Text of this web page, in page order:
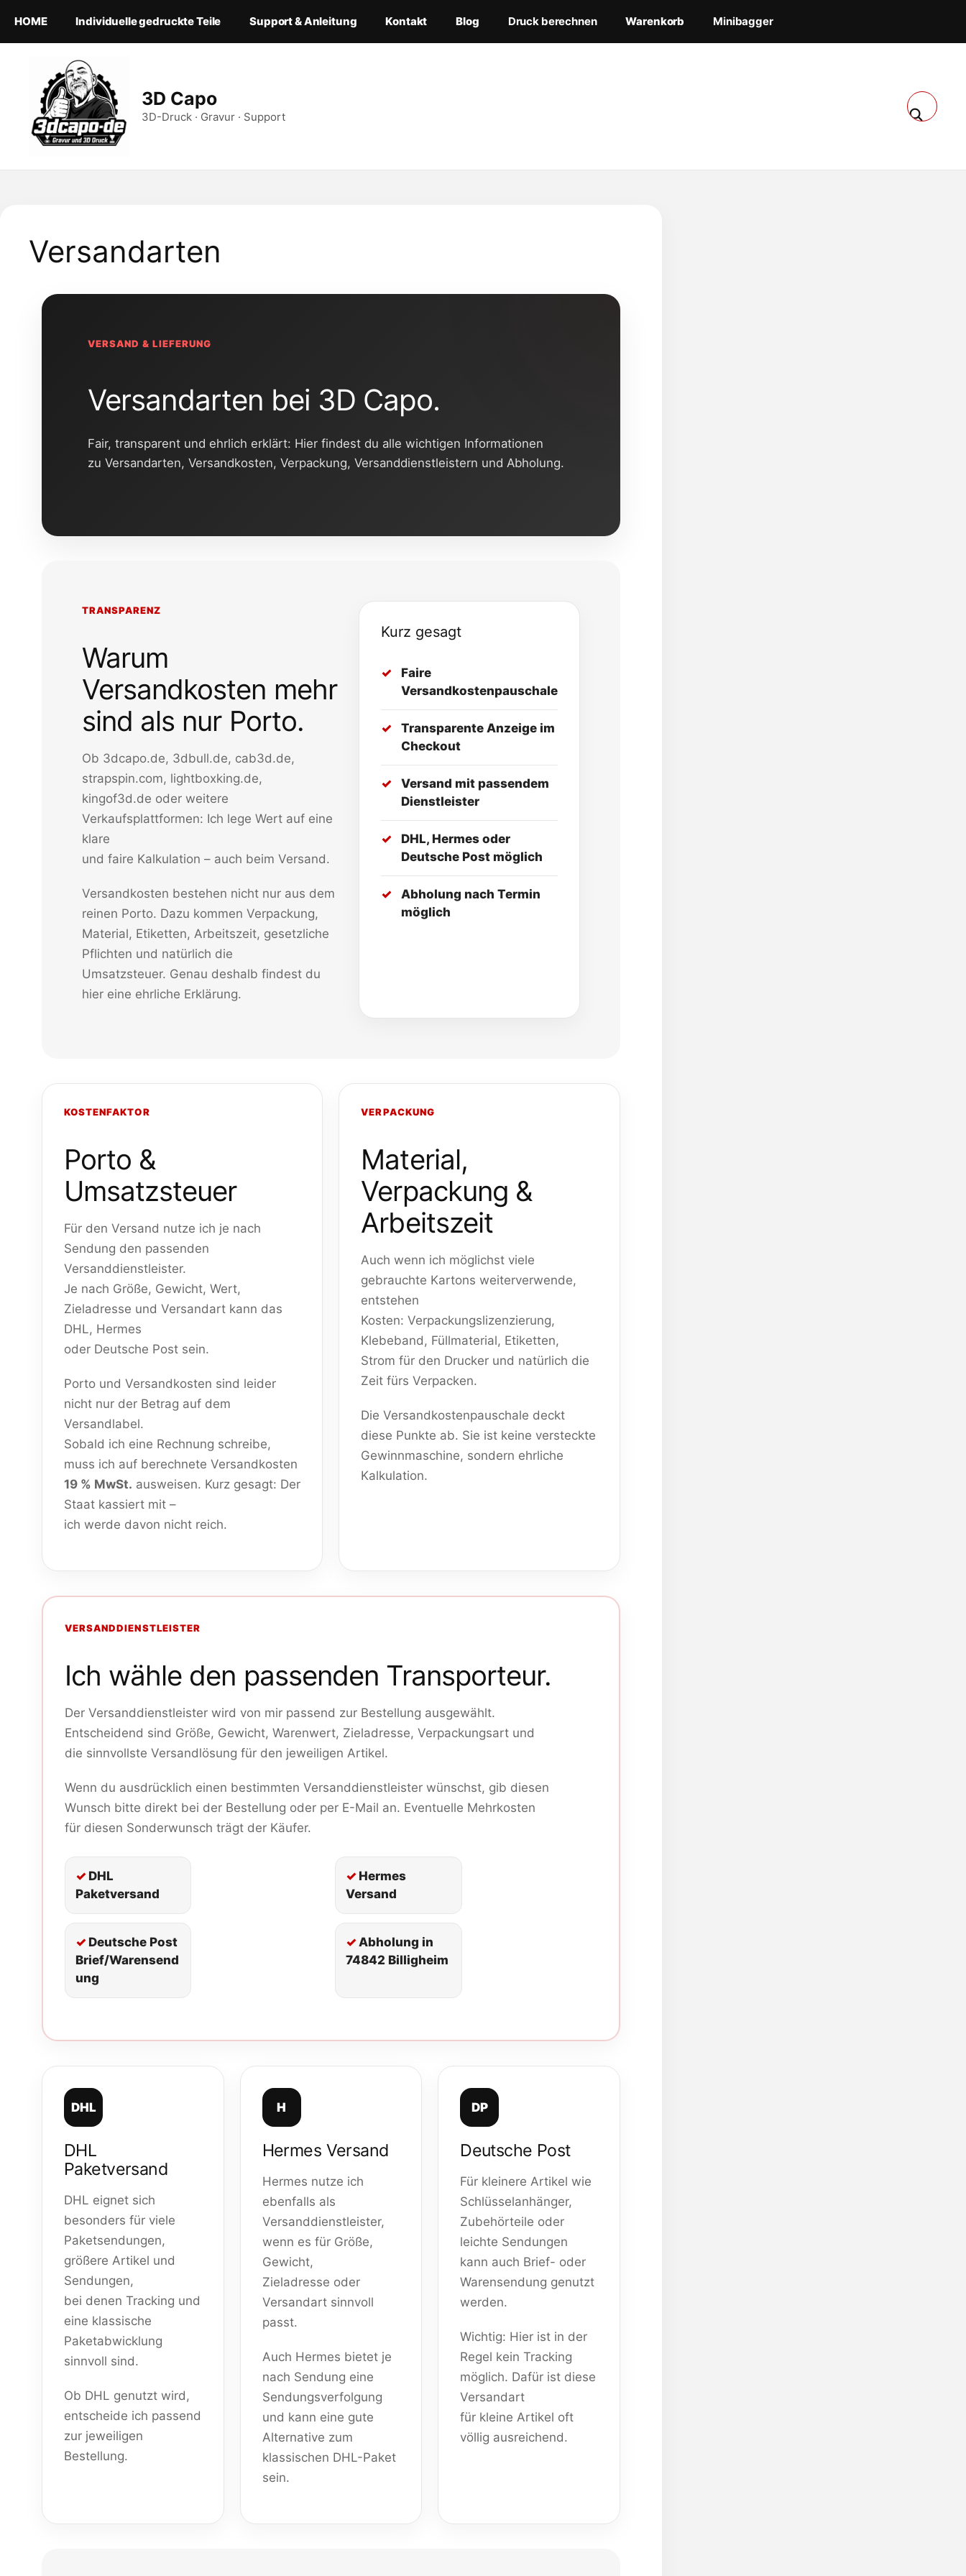
Inhalt
springen
HOME Individuelle gedruckte Teile Support & Anleitung Kontakt Blog Druck berechnen Warenkorb Minibagger
3D Capo
3D-Druck · Gravur · Support
Versandarten
VERSAND & LIEFERUNG
Versandarten bei 3D Capo.
Fair, transparent und ehrlich erklärt: Hier findest du alle wichtigen Informationen
zu Versandarten, Versandkosten, Verpackung, Versanddienstleistern und Abholung.
TRANSPARENZ
Warum
Versandkosten mehr
sind als nur Porto.
Ob 3dcapo.de, 3dbull.de, cab3d.de,
strapspin.com, lightboxking.de,
kingof3d.de oder weitere
Verkaufsplattformen: Ich lege Wert auf eine
klare
und faire Kalkulation – auch beim Versand.
Versandkosten bestehen nicht nur aus dem
reinen Porto. Dazu kommen Verpackung,
Material, Etiketten, Arbeitszeit, gesetzliche
Pflichten und natürlich die
Umsatzsteuer. Genau deshalb findest du
hier eine ehrliche Erklärung.
Kurz gesagt
Faire
Versandkostenpauschale
Transparente Anzeige im
Checkout
Versand mit passendem
Dienstleister
DHL, Hermes oder
Deutsche Post möglich
Abholung nach Termin
möglich
KOSTENFAKTOR
Porto &
Umsatzsteuer
Für den Versand nutze ich je nach
Sendung den passenden
Versanddienstleister.
Je nach Größe, Gewicht, Wert,
Zieladresse und Versandart kann das
DHL, Hermes
oder Deutsche Post sein.
Porto und Versandkosten sind leider
nicht nur der Betrag auf dem
Versandlabel.
Sobald ich eine Rechnung schreibe,
muss ich auf berechnete Versandkosten
19 % MwSt. ausweisen. Kurz gesagt: Der
Staat kassiert mit –
ich werde davon nicht reich.
VERPACKUNG
Material,
Verpackung &
Arbeitszeit
Auch wenn ich möglichst viele
gebrauchte Kartons weiterverwende,
entstehen
Kosten: Verpackungslizenzierung,
Klebeband, Füllmaterial, Etiketten,
Strom für den Drucker und natürlich die
Zeit fürs Verpacken.
Die Versandkostenpauschale deckt
diese Punkte ab. Sie ist keine versteckte
Gewinnmaschine, sondern ehrliche
Kalkulation.
VERSANDDIENSTLEISTER
Ich wähle den passenden Transporteur.
Der Versanddienstleister wird von mir passend zur Bestellung ausgewählt.
Entscheidend sind Größe, Gewicht, Warenwert, Zieladresse, Verpackungsart und
die sinnvollste Versandlösung für den jeweiligen Artikel.
Wenn du ausdrücklich einen bestimmten Versanddienstleister wünschst, gib diesen
Wunsch bitte direkt bei der Bestellung oder per E-Mail an. Eventuelle Mehrkosten
für diesen Sonderwunsch trägt der Käufer.
DHL
Paketversand
Hermes
Versand
Deutsche Post
Brief/Warensend
ung
Abholung in
74842 Billigheim
DHL
DHL
Paketversand
DHL eignet sich
besonders für viele
Paketsendungen,
größere Artikel und
Sendungen,
bei denen Tracking und
eine klassische
Paketabwicklung
sinnvoll sind.
Ob DHL genutzt wird,
entscheide ich passend
zur jeweiligen
Bestellung.
H
Hermes Versand
Hermes nutze ich
ebenfalls als
Versanddienstleister,
wenn es für Größe,
Gewicht,
Zieladresse oder
Versandart sinnvoll
passt.
Auch Hermes bietet je
nach Sendung eine
Sendungsverfolgung
und kann eine gute
Alternative zum
klassischen DHL-Paket
sein.
DP
Deutsche Post
Für kleinere Artikel wie
Schlüsselanhänger,
Zubehörteile oder
leichte Sendungen
kann auch Brief- oder
Warensendung genutzt
werden.
Wichtig: Hier ist in der
Regel kein Tracking
möglich. Dafür ist diese
Versandart
für kleine Artikel oft
völlig ausreichend.